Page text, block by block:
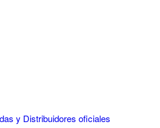
y Distribuidores oficiales